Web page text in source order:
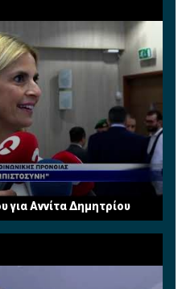
για Αννίτα Δημητρίου